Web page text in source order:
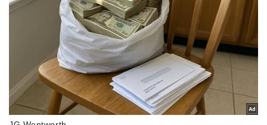
Pháp luật
Quân sự - Quốc phòng